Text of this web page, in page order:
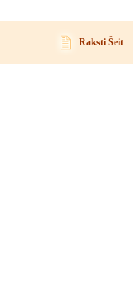
Raksti Šeit